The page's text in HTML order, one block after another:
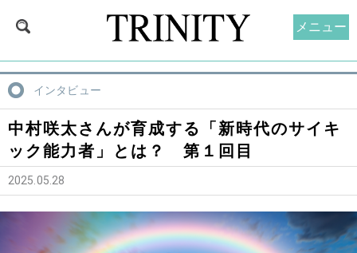
インタビュー
中村咲太さんが育成する「新時代のサイキ
ック能力者」とは？ 第１回目
2025.05.28
メニュー